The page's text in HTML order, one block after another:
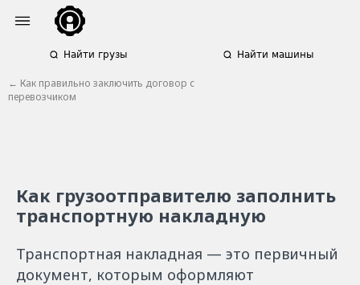
Найти грузы Найти машины
← Как правильно заключить договор с
перевозчиком
Как грузоотправителю заполнить
транспортную накладную
Транспортная накладная — это первичный
документ, которым оформляют